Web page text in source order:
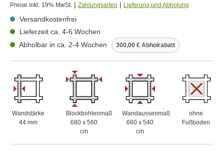
Preise inkl. 19% MwSt. | Zahlungsarten | Lieferung und Abholung
Versandkostenfrei
Lieferzeit ca. 4-6 Wochen
Abholbar in ca. 2-4 Wochen
300,00 € Abholrabatt
Wandstärke
44 mm
Blockbohlenmaß
680 x 560
cm
Wandaussenmaß
660 x 540
cm
ohne
Fußboden